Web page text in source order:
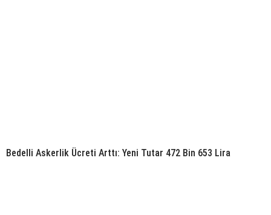
Bedelli Askerlik Ücreti Arttı: Yeni Tutar 472 Bin 653 Lira